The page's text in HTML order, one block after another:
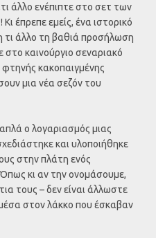
άλλο ενέπιπτε στο σετ των
έπρεπε εμείς, ένα ιστορικό
τι άλλο τη βαθιά προσήλωση
καινούργιο σεναριακό
κακοπαιγμένης
μια νέα σεζόν του
ο λογαριασμός μιας
και υλοποιήθηκε
στην πλάτη ενός
κι αν την ονομάσουμε,
τους – δεν είναι άλλωστε
μέσα στον λάκκο που έσκαβαν